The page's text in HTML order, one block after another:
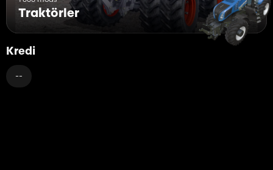
Traktörler
Kredi
--